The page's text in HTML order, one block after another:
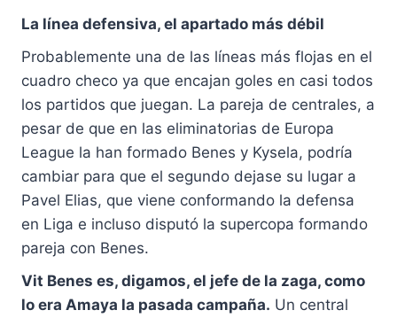
La línea defensiva, el apartado más débil
Probablemente una de las líneas más flojas en el
cuadro checo ya que encajan goles en casi todos
los partidos que juegan. La pareja de centrales, a
pesar de que en las eliminatorias de Europa
League la han formado Benes y Kysela, podría
cambiar para que el segundo dejase su lugar a
Pavel Elias, que viene conformando la defensa
en Liga e incluso disputó la supercopa formando
pareja con Benes.
Vit Benes es, digamos, el jefe de la zaga, como
lo era Amaya la pasada campaña. Un central